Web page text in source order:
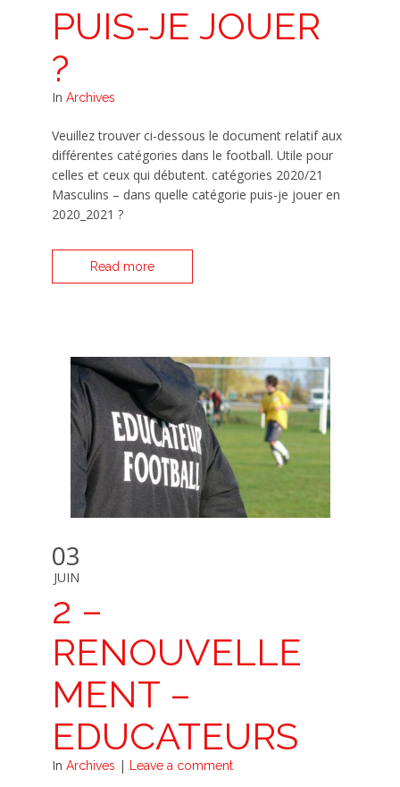
PUIS-JE JOUER
?
In Archives
Veuillez trouver ci-dessous le document relatif aux
différentes catégories dans le football. Utile pour
celles et ceux qui débutent. catégories 2020/21
Masculins – dans quelle catégorie puis-je jouer en
2020_2021 ?
Read more
03
JUIN
2 –
RENOUVELLE
MENT –
EDUCATEURS
In Archives | Leave a comment